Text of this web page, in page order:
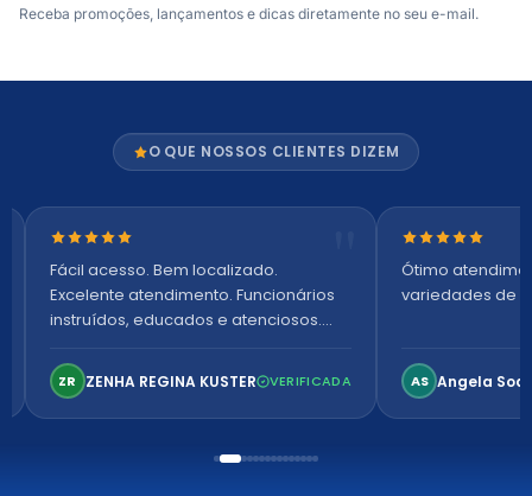
Receba promoções, lançamentos e dicas diretamente no seu e-mail.
O QUE NOSSOS CLIENTES DIZEM
Nota 5 de 5 estrelas
Fácil acesso. Bem localizado.
Excelente atendimento. Funcionários
instruídos, educados e atenciosos.
confortável. Perfeito!
ZR ZENHA REGINA KUSTER VERIFICADA
Nota 5 de 5
Ótimo
variedades de
AS Angela